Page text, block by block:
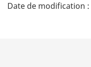
é
Date de modification :